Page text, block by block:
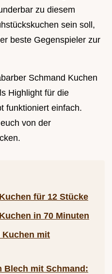
zu diesem
sein soll,
beste Gegenspieler zur
Schmand Kuchen
Highlight für die
funktioniert einfach.
von der
für 12 Stücke
in 70 Minuten
Kuchen mit
Blech mit Schmand: